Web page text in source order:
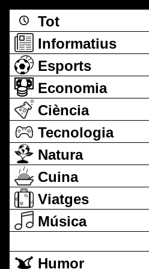
Tot
Informatius
Esports
Economia
Ciència
Tecnologia
Natura
Cuina
Viatges
Música
Humor